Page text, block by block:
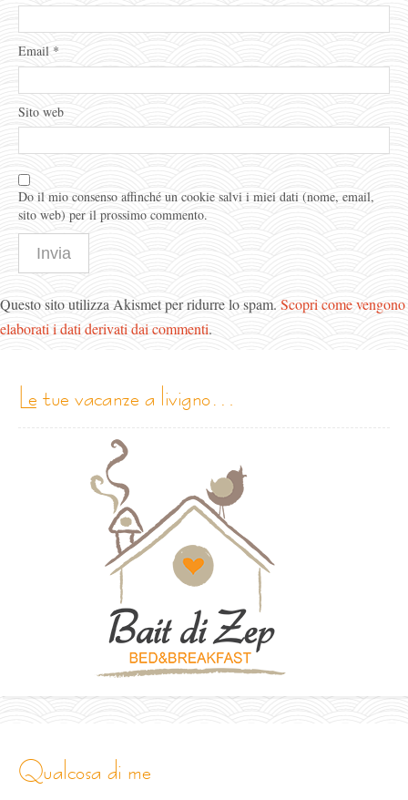
Email *
Sito web
Do il mio consenso affinché un cookie salvi i miei dati (nome, email,
sito web) per il prossimo commento.
Questo sito utilizza Akismet per ridurre lo spam. Scopri come vengono
elaborati i dati derivati dai commenti.
le tue vacanze a livigno…
qualcosa di me